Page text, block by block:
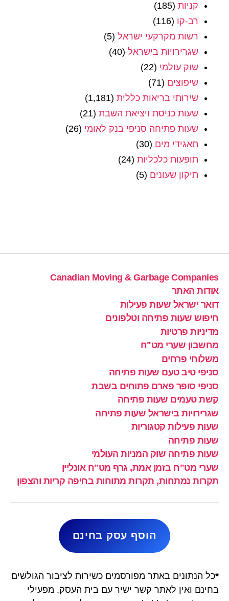
קניות (185)
רב-קו (116)
רשות מקרקעי ישראל (5)
שגרירויות בישראל (40)
שוק עולמי (22)
שיפוצים (71)
שירותי בריאות כללית (1,181)
שעות כניסת ויציאת השבת (21)
שעות פתיחה סניפי בנק לאומי (26)
תאגידי מים (30)
תופעות כלכליות (24)
תיקון שעונים (5)
Canadian Moving & Garbage Companies
אודות האתר
דואר ישראל שעות פעילות
חיפוש שעות פתיחה וטלפונים
מדיניות פרטיות
מחשבון שערי מט"ח
משלוחי פרחים
סניפי טיב טעם שעות פתיחה
סניפי סופר פארם פתוחים בשבת
קשת טעמים שעות פתיחה
שגרירויות בישראל שעות פתיחה
שעות פעילות קטגוריות
שעות פתיחה
שעות פתיחה שוק המניות העולמי
שערי מט"ח בזמן אמת, גרף מט"ח אונליין
תקרות נמתחות, תקרות מתוחות בחיפה קריות והצפון
הוסף עסק בחינם
*כל הנתונים באתר מפורסמים כשירות לציבור הגולשים
בחינם ואין לאתר קשר ישיר עם בית העסק. מפעילי